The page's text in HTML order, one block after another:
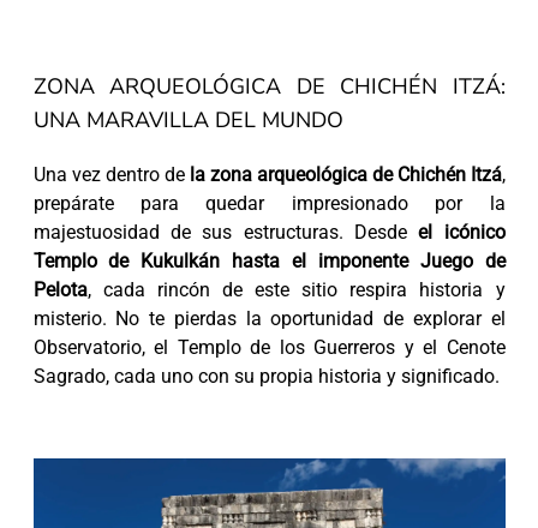
ZONA ARQUEOLÓGICA DE CHICHÉN ITZÁ:
UNA MARAVILLA DEL MUNDO
Una vez dentro de la zona arqueológica de Chichén Itzá,
prepárate para quedar impresionado por la
majestuosidad de sus estructuras. Desdeel icónico
Templo de Kukulkán hasta el imponente Juego de
Pelota, cada rincón de este sitio respira historia y
misterio. No te pierdas la oportunidad de explorar el
Observatorio, el Templo de los Guerreros y el Cenote
Sagrado, cada uno con su propia historia y significado.